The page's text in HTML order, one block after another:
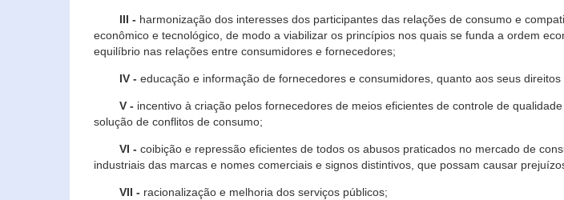
III - harmonização dos interesses dos participantes das relações de consumo e
econômico e tecnológico, de modo a viabilizar os princípios nos quais se funda a ordem
equilíbrio nas relações entre consumidores e fornecedores;
IV - educação e informação de fornecedores e consumidores, quanto aos seus
V - incentivo à criação pelos fornecedores de meios eficientes de controle de
solução de conflitos de consumo;
VI - coibição e repressão eficientes de todos os abusos praticados no mercado de
industriais das marcas e nomes comerciais e signos distintivos, que possam causar
VII - racionalização e melhoria dos serviços públicos;